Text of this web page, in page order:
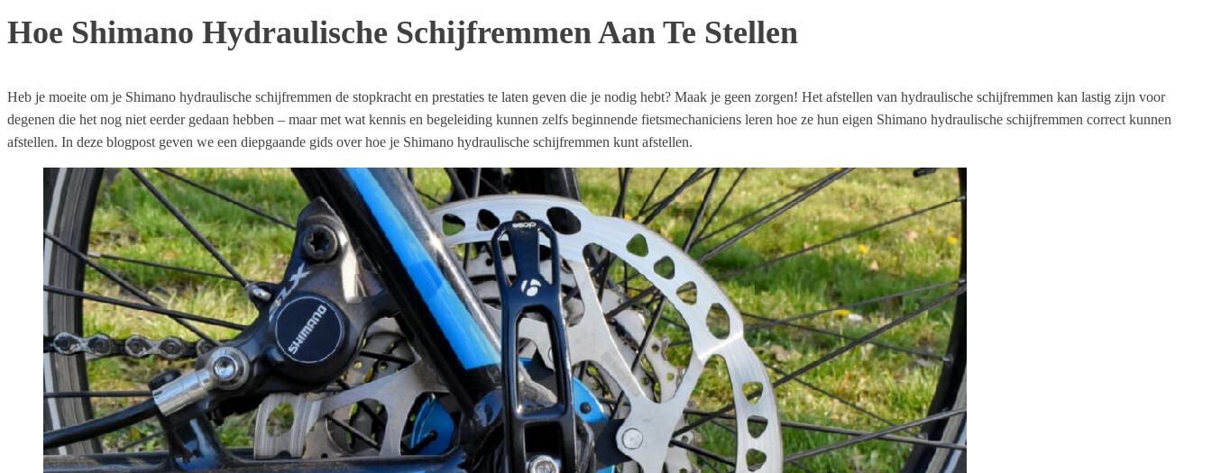
Hoe Shimano Hydraulische Schijfremmen Aan Te Stellen
Heb je moeite om je Shimano hydraulische schijfremmen de stopkracht en prestaties te laten geven die je nodig hebt? Maak je geen zorgen! Het afstellen van hydraulische schijfremmen kan lastig zijn voor
degenen die het nog niet eerder gedaan hebben – maar met wat kennis en begeleiding kunnen zelfs beginnende fietsmechaniciens leren hoe ze hun eigen Shimano hydraulische schijfremmen correct kunnen
afstellen. In deze blogpost geven we een diepgaande gids over hoe je Shimano hydraulische schijfremmen kunt afstellen.